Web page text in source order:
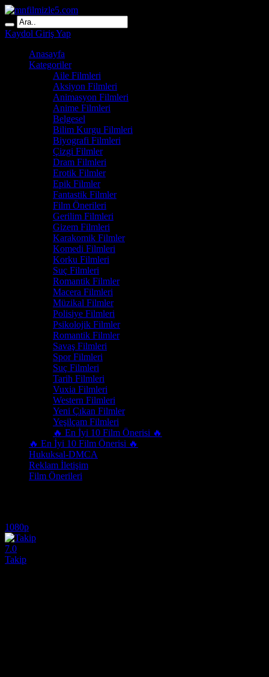
Kaydol Giriş Yap
Anasayfa
Kategoriler
Aile Filmleri
Aksiyon Filmleri
Animasyon Filmleri
Anime Filmleri
Belgesel
Bilim Kurgu Filmleri
Biyografi Filmleri
Çizgi Filmler
Dram Filmleri
Erotik Filmler
Epik Filmler
Fantastik Filmler
Film Önerileri
Gerilim Filmleri
Gizem Filmleri
Karakomik Filmler
Komedi Filmleri
Korku Filmleri
Suç Filmleri
Romantik Filmler
Macera Filmleri
Müzikal Filmler
Polisiye Filmleri
Psikolojik Filmler
Romantik Filmler
Savaş Filmleri
Spor Filmleri
Suç Filmleri
Tarih Filmleri
Vuxia Filmleri
Western Filmleri
Yeni Çıkan Filmler
Yeşilçam Filmleri
🔥 En İyi 10 Film Önerisi 🔥
🔥 En İyi 10 Film Önerisi 🔥
Hukuksal-DMCA
Reklam İletişim
Film Önerileri
1080p
7.0
Takip